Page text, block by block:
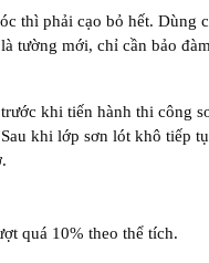
thì phải cạo bỏ hết. Dùng
tường mới, chỉ cần bảo
khi tiến hành thi công
khi lớp sơn lót khô tiếp
quá 10% theo thể tích.